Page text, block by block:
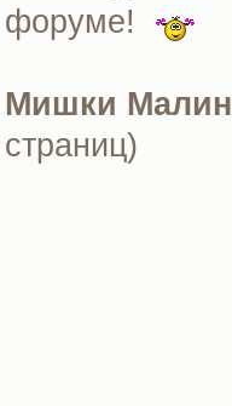
форуме!
Мишки
страниц)